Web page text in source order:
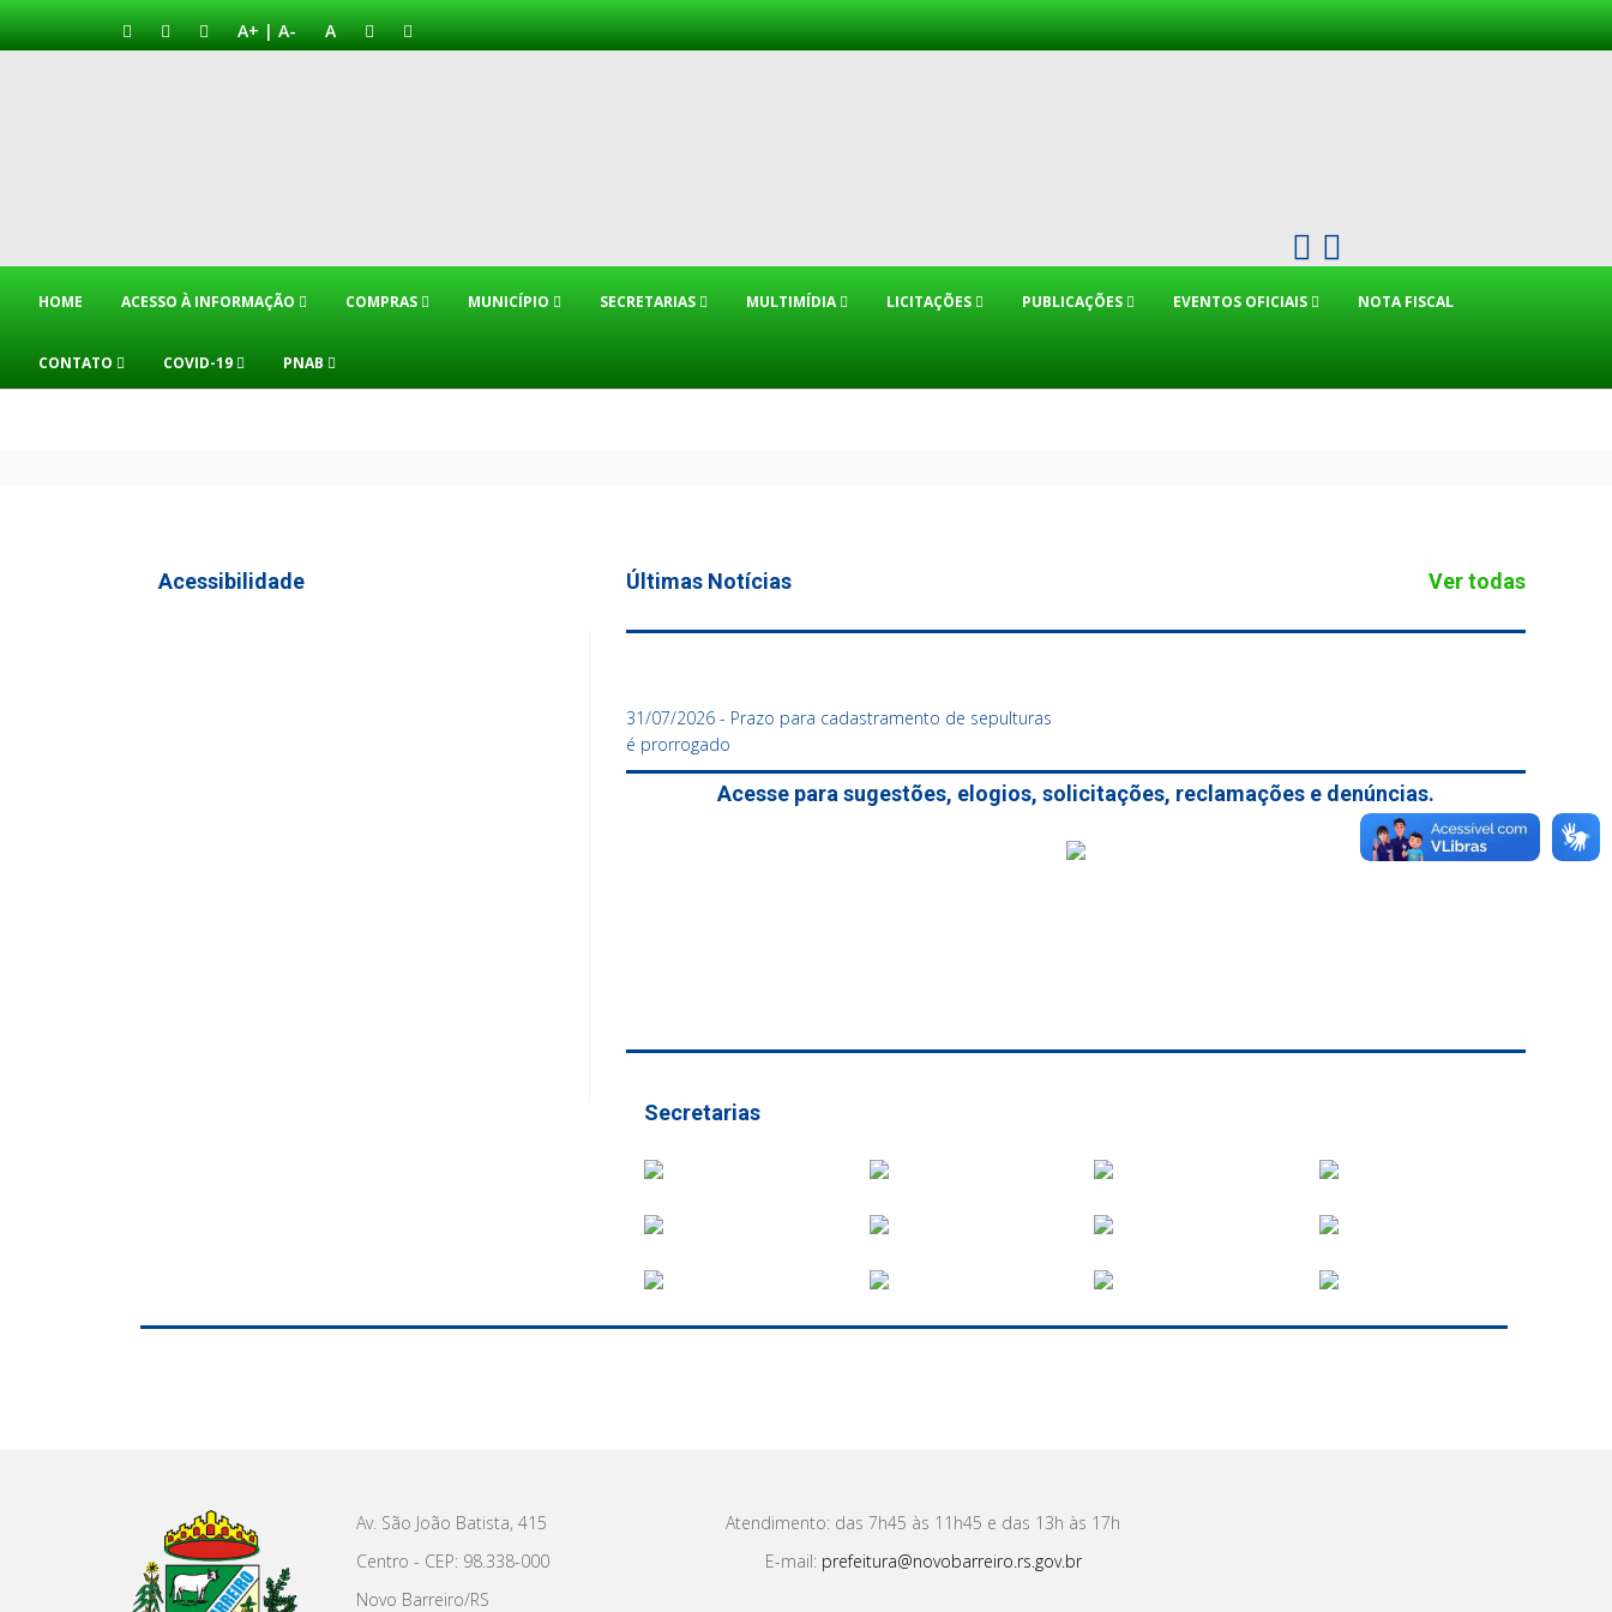
A+|A- A
HOME ACESSO À INFORMAÇÃO COMPRAS MUNICÍPIO SECRETARIAS MULTIMÍDIA LICITAÇÕES PUBLICAÇÕES EVENTOS OFICIAIS NOTA FISCAL
CONTATO COVID-19 PNAB
Acessibilidade Últimas Notícias Ver todas
31/07/2026 - Prazo para cadastramento de sepulturas
é prorrogado
Acesse para sugestões, elogios, solicitações, reclamações e denúncias.
Secretarias
Av. São João Batista, 415
Centro - CEP: 98.338-000
Novo Barreiro/RS
Atendimento: das 7h45 às 11h45 e das 13h às 17h
E-mail: prefeitura@novobarreiro.rs.gov.br